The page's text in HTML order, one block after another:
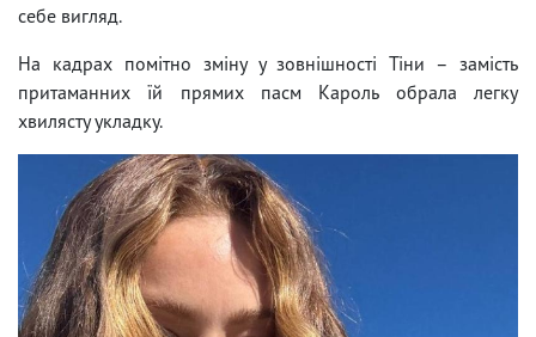
себе вигляд.
На кадрах помітно зміну у зовнішності Тіни – замість
притаманних їй прямих пасм Кароль обрала легку
хвилясту укладку.